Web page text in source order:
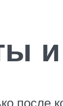
после